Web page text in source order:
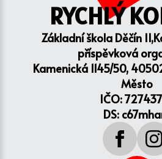
RYCHLÝ
Základní škola Děčín
příspěvková
Kamenická 1145/50,
Město
IČO:
DS: